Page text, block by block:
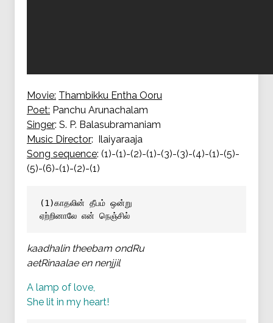
Movie: Thambikku Entha Ooru
Poet: Panchu Arunachalam
Singer: S. P. Balasubramaniam
Music Director: Ilaiyaraaja
Song sequence: (1)-(1)-(2)-(1)-(3)-(3)-(4)-(1)-(5)-
(5)-(6)-(1)-(2)-(1)
(1)காதலின் தீபம் ஒன்று
ஏற்றினாலே என் நெஞ்சில்
kaadhalin theebam ondRu
aetRinaalae en nenjjil
A lamp of love,
She lit in my heart!